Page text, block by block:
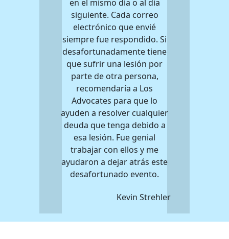
en el mismo día o al día
siguiente. Cada correo
electrónico que envié
siempre fue respondido. Si
desafortunadamente tiene
que sufrir una lesión por
parte de otra persona,
recomendaría a Los
Advocates para que lo
ayuden a resolver cualquier
deuda que tenga debido a
esa lesión. Fue genial
trabajar con ellos y me
ayudaron a dejar atrás este
desafortunado evento.
Kevin Strehler